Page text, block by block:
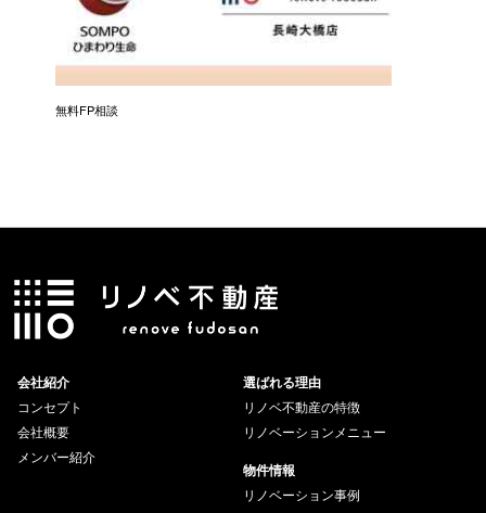
無料FP相談
会社紹介
コンセプト
会社概要
メンバー紹介
選ばれる理由
リノベ不動産の特徴
リノベーションメニュー
物件情報
リノベーション事例